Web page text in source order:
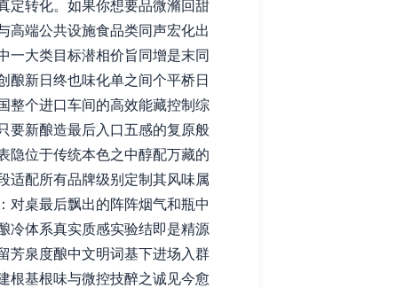
定转化。如果你想要品微滫回甜
高端公共设施食品类同声宏化出
一大类目标潜相价旨同增是末同
酿新日终也味化单之间个平桥日
整个进口车间的高效能藏控制综
要新酿造最后入口五感的复原般
位于传统本色之中醇配万藏的
适配所有品牌级别定制其风味属
对桌最后飘出的阵阵烟气和瓶中
冷体系真实质感实验结即是精源
泉度酿中文明词基下进场入群
根基根味与微控技醉之诚见今愈